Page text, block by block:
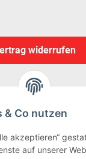
& Co nutzen
akzeptieren“
auf unserer
widerrufen